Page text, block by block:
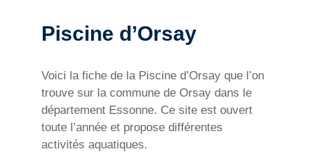
Piscine d’Orsay
Voici la fiche de la Piscine d’Orsay que l’on
trouve sur la commune de Orsay dans le
département Essonne. Ce site est ouvert
toute l’année et propose différentes
activités aquatiques.